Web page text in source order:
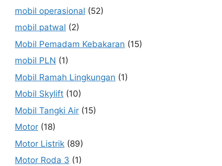
mobil operasional (52)
mobil patwal (2)
Mobil Pemadam Kebakaran (15)
mobil PLN (1)
Mobil Ramah Lingkungan (1)
Mobil Skylift (10)
Mobil Tangki Air (15)
Motor (18)
Motor Listrik (89)
Motor Roda 3 (1)